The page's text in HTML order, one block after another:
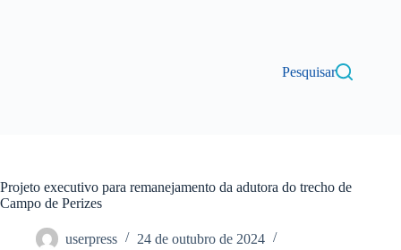
Pesquisar
Projeto executivo para remanejamento da adutora do trecho de
Campo de Perizes
userpress
24 de outubro de 2024